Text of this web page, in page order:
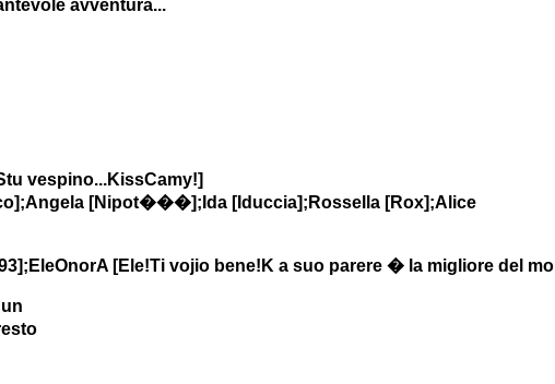
avventura...
vespino...KissCamy!]
[Nipot���];Ida [Iduccia];Rossella [Rox];Alice
[Ele!Ti vojio bene!K a suo parere � la migliore del